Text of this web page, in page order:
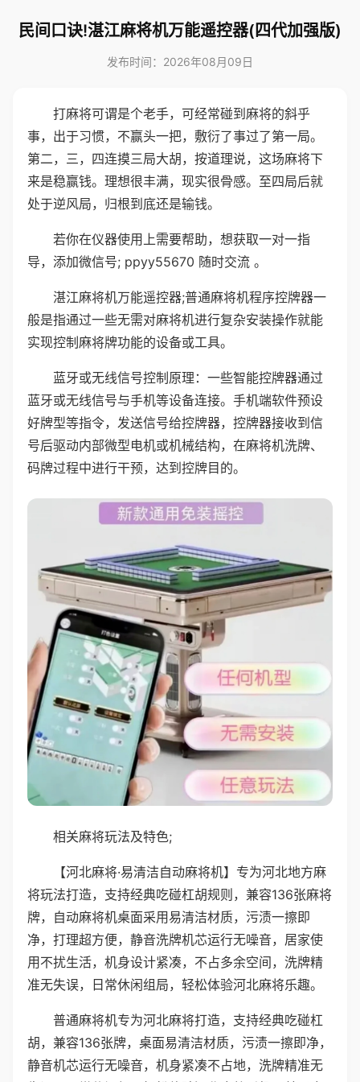
民间口诀!湛江麻将机万能遥控器(四代加强版)
发布时间：2026年08月09日
打麻将可谓是个老手，可经常碰到麻将的斜乎
事，出于习惯，不赢头一把，敷衍了事过了第一局。
第二，三，四连摸三局大胡，按道理说，这场麻将下
来是稳赢钱。理想很丰满，现实很骨感。至四局后就
处于逆风局，归根到底还是输钱。
若你在仪器使用上需要帮助，想获取一对一指
导，添加微信号; ppyy55670 随时交流 。
湛江麻将机万能遥控器;普通麻将机程序控牌器一
般是指通过一些无需对麻将机进行复杂安装操作就能
实现控制麻将牌功能的设备或工具。
蓝牙或无线信号控制原理：一些智能控牌器通过
蓝牙或无线信号与手机等设备连接。手机端软件预设
好牌型等指令，发送信号给控牌器，控牌器接收到信
号后驱动内部微型电机或机械结构，在麻将机洗牌、
码牌过程中进行干预，达到控牌目的。
相关麻将玩法及特色;
【河北麻将·易清洁自动麻将机】专为河北地方麻
将玩法打造，支持经典吃碰杠胡规则，兼容136张麻将
牌，自动麻将机桌面采用易清洁材质，污渍一擦即
净，打理超方便，静音洗牌机芯运行无噪音，居家使
用不扰生活，机身设计紧凑，不占多余空间，洗牌精
准无失误，日常休闲组局，轻松体验河北麻将乐趣。
普通麻将机专为河北麻将打造，支持经典吃碰杠
胡，兼容136张牌，桌面易清洁材质，污渍一擦即净，
静音机芯运行无噪音，机身紧凑不占地，洗牌精准无